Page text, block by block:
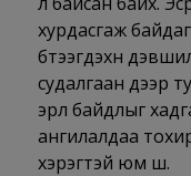
хурдасгаж
бүтээгдэхүүн
судалгаан дээр
эрүүл байдлыг
ангилалдаа
хэрэгтэй юм шүү.